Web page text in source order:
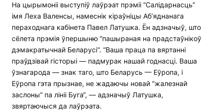
На цырымоніі выступіў лаўрэат прэміі “Салідарнасць”
імя Леха Валенсы, намеснік кіраўніцы Аб’яднанага
пераходнага кабінета Павел Латушка. Ён адзначыў, што
сёлета прэмія ўпершыню “пашыраная на прадстаўнікоў
дэмакратычнай Беларусі“. “Ваша праца па вяртанні
праўдзівай гісторыі — падмурак нашай годнасці. Ваша
ўзнагарода — знак таго, што Беларусь — Еўропа, і
Еўропа гэта прызнае, не жадаючы новай “жалезнай
заслоны“ па лініі Буга“, — адзначыў Латушка,
звяртаючыся да лаўрэата.